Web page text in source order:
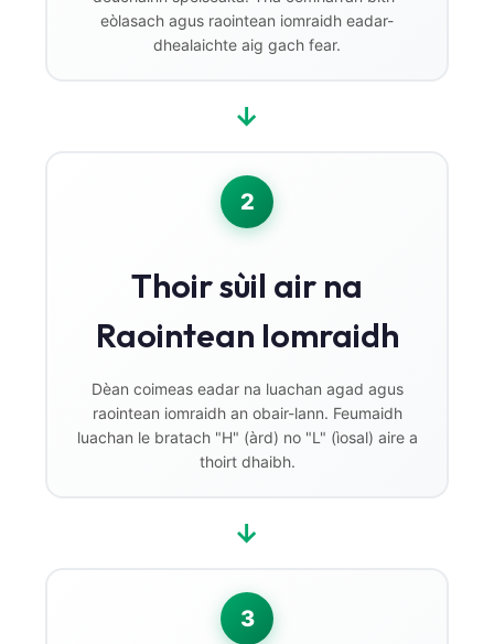
eòlasach agus raointean iomraidh eadar-
dhealaichte aig gach fear.
→
2
Thoir sùil air na
Raointean Iomraidh
Dèan coimeas eadar na luachan agad agus
raointean iomraidh an obair-lann. Feumaidh
luachan le bratach "H" (àrd) no "L" (ìosal) aire a
thoirt dhaibh.
→
3